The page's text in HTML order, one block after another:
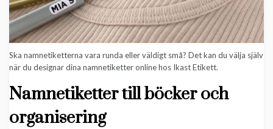
Ska namnetiketterna vara runda eller väldigt små? Det kan du välja själv
när du designar dina namnetiketter online hos Ikast Etikett.
Namnetiketter till böcker och
organisering